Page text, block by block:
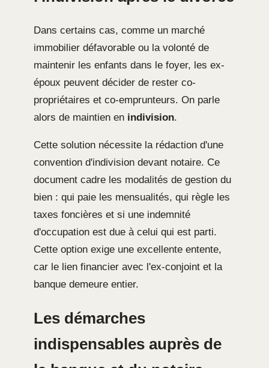
Dans certains cas, comme un marché
immobilier défavorable ou la volonté de
maintenir les enfants dans le foyer, les ex-
époux peuvent décider de rester co-
propriétaires et co-emprunteurs. On parle
alors de maintien en indivision.
Cette solution nécessite la rédaction d'une
convention d'indivision devant notaire. Ce
document cadre les modalités de gestion du
bien : qui paie les mensualités, qui règle les
taxes foncières et si une indemnité
d'occupation est due à celui qui est parti.
Cette option exige une excellente entente,
car le lien financier avec l'ex-conjoint et la
banque demeure entier.
Les démarches
indispensables auprès de